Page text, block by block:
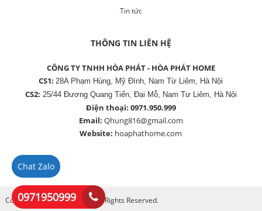
Tin tức
THÔNG TIN LIÊN HỆ
CÔNG TY TNHH HÒA PHÁT - HÒA PHÁT HOME
CS1: 28A Phạm Hùng, Mỹ Đình, Nam Từ Liêm, Hà Nội
CS2: 25/44 Đương Quang Tiến, Đại Mỗ, Nam Tư Liêm, Hà Nội
Điện thoại: 0971.950.999
Email: Qhung816@gmail.com
Website: hoaphathome.com
Copyright © 2017 vietsave. All Rights Reserved.
Chat Zalo
0971950999